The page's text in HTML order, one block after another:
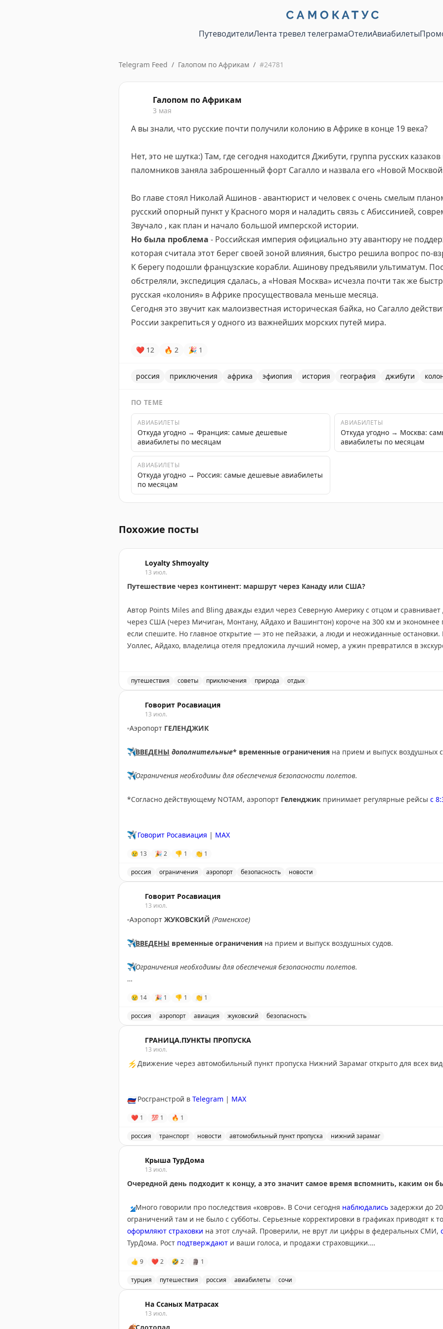
ПутеводителиЛента тревел телеграмаОтелиАвиабилеты
Telegram Feed / Галопом по Африкам / #24781
Галопом по Африкам
3 мая
А вы знали, что русские почти получили колонию в Африке в конце 19 века?
Нет, это не шутка:) Там, где сегодня находится Джибути, группа русских
паломников заняла заброшенный форт Сагалло и назвала его «Новой
Во главе стоял Николай Ашинов - авантюрист и человек с очень смелым
русский опорный пункт у Красного моря и наладить связь с Абиссинией,
Звучало , как план и начало большой имперской истории.
Но была проблема - Российская империя официально эту авантюру не
которая считала этот берег своей зоной влияния, быстро решила вопрос по-
К берегу подошли французские корабли. Ашинову предъявили ультиматум.
обстреляли, экспедиция сдалась, а «Новая Москва» исчезла почти так же
русская «колония» в Африке просуществовала меньше месяца.
Сегодня это звучит как малоизвестная историческая байка, но Сагалло
России закрепиться у одного из важнейших морских путей мира.
❤ 12 🔥 2 🎉 1
россия приключения африка эфиопия история география джибути
ПО ТЕМЕ
АВИАБИЛЕТЫ
Откуда угодно → Франция: самые дешевые
авиабилеты по месяцам
АВИАБИЛЕТЫ
Откуда угодно → Москва:
авиабилеты по месяцам
АВИАБИЛЕТЫ
Откуда угодно → Россия: самые дешевые авиабилеты
по месяцам
Похожие посты
Loyalty Shmoyalty
13 июл.
Путешествие через континент: маршрут через Канаду или США?
Автор Points Miles and Bling дважды ездил через Северную Америку с отцом и
через США (через Мичиган, Монтану, Айдахо и Вашингтон) короче на 300 км и экономнее
если спешите. Но главное открытие — это не пейзажи, а люди и неожиданные остановки.
Уоллес, Айдахо, владелица отеля предложила лучший номер, а ужин превратился в
посетив малые города вроде Вавы или Муз-Джо. Если спешите — США справедливо
оставить место для неожиданных открытий.
Points Miles and Bling
путешествия советы приключения природа отдых
Говорит Росавиация
13 июл.
▫️Аэропорт ГЕЛЕНДЖИК
✈️ВВЕДЕНЫ дополнительные* временные ограничения на прием и выпуск воздушных
✈️Ограничения необходимы для обеспечения безопасности полетов.
*Согласно действующему NOTAM, аэропорт Геленджик принимает регулярные рейсы с
✈️ Говорит Росавиация | MAX
😢 13 🎉 2 👎 1 👏 1
россия ограничения аэропорт безопасность новости
Говорит Росавиация
13 июл.
▫️Аэропорт ЖУКОВСКИЙ (Раменское)
✈️ВВЕДЕНЫ временные ограничения на прием и выпуск воздушных судов.
✈️Ограничения необходимы для обеспечения безопасности полетов.
😢 14 🎉 1 👎 1 👏 1
россия аэропорт авиация жуковский безопасность
ГРАНИЦА.ПУНКТЫ ПРОПУСКА
13 июл.
⚡ Движение через автомобильный пункт пропуска Нижний Зарамаг открыто для всех
🇷🇺Росгранстрой в Telegram | MAX
❤ 1 💯 1 🔥 1
россия транспорт новости автомобильный пункт пропуска нижний зарамаг
Крыша ТурДома
13 июл.
Очередной день подходит к концу, а это значит самое время вспомнить, каким он
🔹Много говорили про последствия «ковров». В Сочи сегодня наблюдались задержки до
ограничений там и не было с субботы. Серьезные корректировки в графиках приводят к
оформляют страховки на этот случай. Проверили, не врут ли цифры в федеральных СМИ,
ТурДома. Рост подтверждают и ваши голоса, и продажи страховщики.
🔹Другая тема, получившая много внимания в СМИ – утром разбирались в
Holiday Beach Club 5* в Турции. Уже во второй половине дня Минздрав Турции
выписаны из больницы.
приличный отель
не попадешь. Это все про спрос у россиян на отдых во
сентябре. Обсудили происходящее в высокий сезон с турагентами и туроператорами.
👍 9 ❤ 2 🤣 2 🗿 1
турция путешествия россия авиабилеты сочи
На Ссаных Матрасах
13 июл.